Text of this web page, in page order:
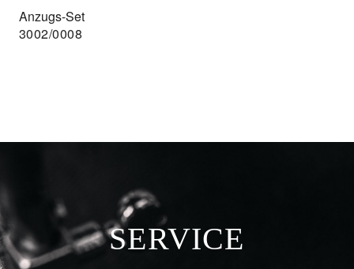
Anzugs-Set
3002/0008
SERVICE